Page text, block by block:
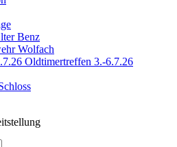
Benz
Wolfach
Oldtimertreffen 3.-6.7.26